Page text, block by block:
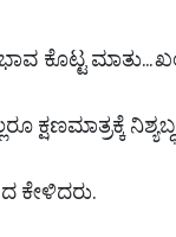
ಕೊಟ್ಟ ಮಾತು...
ಕ್ಷಣಮಾತ್ರಕ್ಕೆ